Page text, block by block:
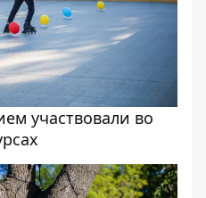
участвовали во